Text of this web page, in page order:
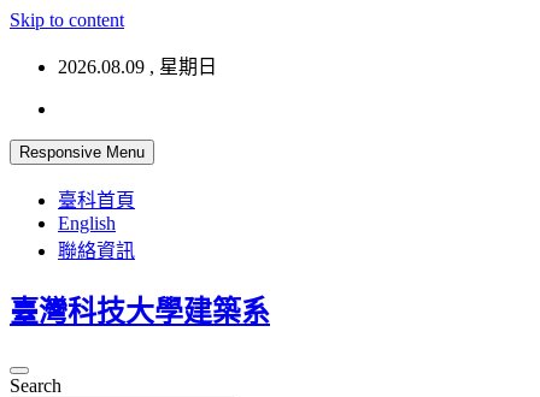
Skip to content
2026.08.09 , 星期日
Responsive Menu
臺科首頁
English
聯絡資訊
臺灣科技大學建築系
Search